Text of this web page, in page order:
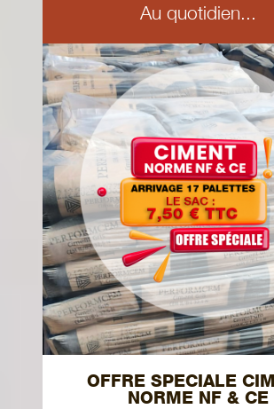
Au quotidien...
OFFRE SPECIALE
NORME NF & CE